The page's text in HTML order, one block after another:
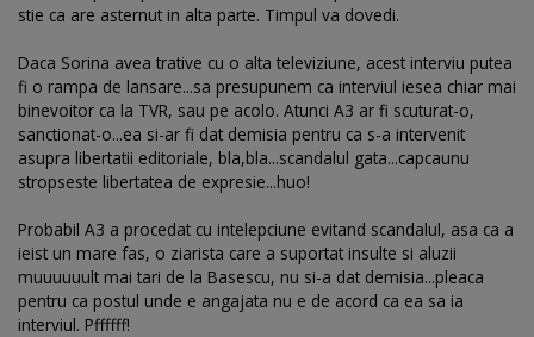
stie ca are asternut in alta parte. Timpul va dovedi.
Daca Sorina avea trative cu o alta televiziune, acest interviu putea
fi o rampa de lansare...sa presupunem ca interviul iesea chiar mai
binevoitor ca la TVR, sau pe acolo. Atunci A3 ar fi scuturat-o,
sanctionat-o...ea si-ar fi dat demisia pentru ca s-a intervenit
asupra libertatii editoriale, bla,bla...scandalul gata...capcaunu
stropseste libertatea de expresie...huo!
Probabil A3 a procedat cu intelepciune evitand scandalul, asa ca a
ieist un mare fas, o ziarista care a suportat insulte si aluzii
muuuuuult mai tari de la Basescu, nu si-a dat demisia...pleaca
pentru ca postul unde e angajata nu e de acord ca ea sa ia
interviul. Pffffff!